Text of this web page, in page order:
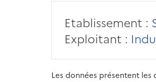
Etablissement :
Exploitant :
Les données présentent les